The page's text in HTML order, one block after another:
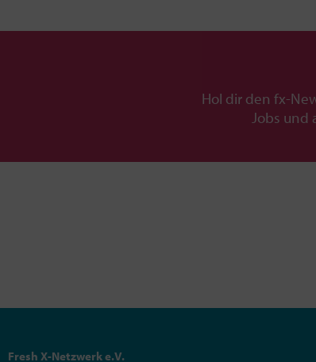
Hol dir den fx-
Jobs und
Fresh X-Netzwerk e.V.